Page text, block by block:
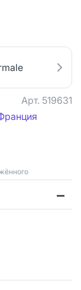
Арт. 519631